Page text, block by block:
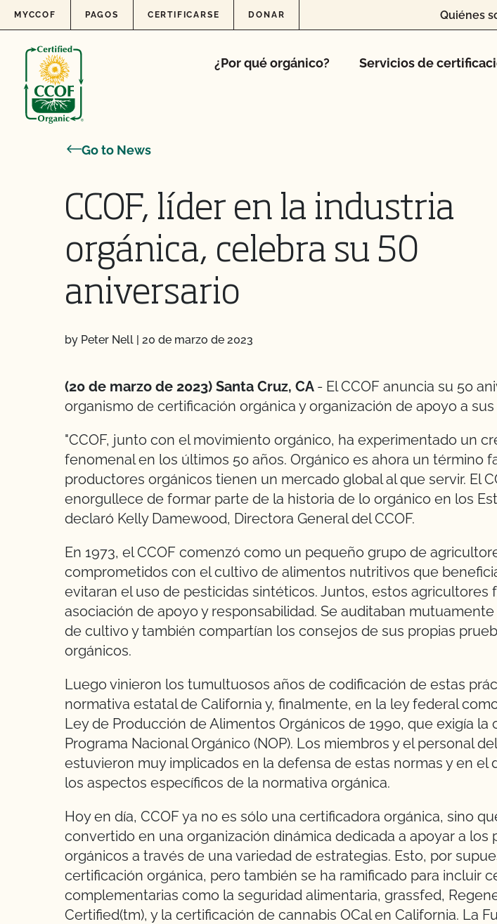
Skip to content
MYCCOF PAGOS CERTIFICARSE DONAR Quiénes
¿Por qué orgánico? Servicios de
Go to News
CCOF, líder en la industria
orgánica, celebra su 50
aniversario
by Peter Nell | 20 de marzo de 2023
(20 de marzo de 2023) Santa Cruz, CA - El CCOF anuncia su 50
organismo de certificación orgánica y organización de apoyo a
"CCOF, junto con el movimiento orgánico, ha experimentado un
fenomenal en los últimos 50 años. Orgánico es ahora un término
productores orgánicos tienen un mercado global al que servir. El
enorgullece de formar parte de la historia de lo orgánico en los
declaró Kelly Damewood, Directora General del CCOF.
En 1973, el CCOF comenzó como un pequeño grupo de
comprometidos con el cultivo de alimentos nutritivos que
evitaran el uso de pesticidas sintéticos. Juntos, estos agricultores
asociación de apoyo y responsabilidad. Se auditaban
de cultivo y también compartían los consejos de sus propias
orgánicos.
Luego vinieron los tumultuosos años de codificación de estas
normativa estatal de California y, finalmente, en la ley federal
Ley de Producción de Alimentos Orgánicos de 1990, que exigía la
Programa Nacional Orgánico (NOP). Los miembros y el personal
estuvieron muy implicados en la defensa de estas normas y en el
los aspectos específicos de la normativa orgánica.
Hoy en día, CCOF ya no es sólo una certificadora orgánica, sino
convertido en una organización dinámica dedicada a apoyar a los
orgánicos a través de una variedad de estrategias. Esto, por
certificación orgánica, pero también se ha ramificado para incluir
complementarias como la seguridad alimentaria, grassfed,
Certified(tm), y la certificación de cannabis OCal en California. La